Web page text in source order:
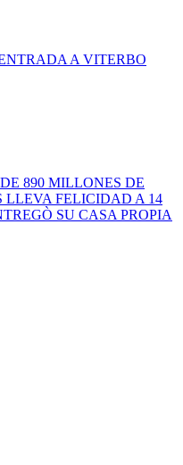
A VITERBO
890 MILLONES DE
LLEVA FELICIDAD A 14
SU CASA PROPIA